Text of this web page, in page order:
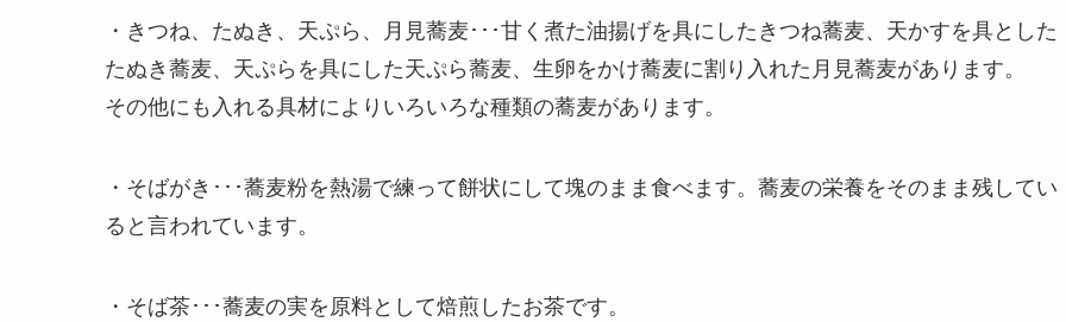
・きつね、たぬき、天ぷら、月見蕎麦･･･甘く煮た油揚げを具にしたきつね蕎麦、天かすを具とした
たぬき蕎麦、天ぷらを具にした天ぷら蕎麦、生卵をかけ蕎麦に割り入れた月見蕎麦があります。
その他にも入れる具材によりいろいろな種類の蕎麦があります。
・そばがき･･･蕎麦粉を熱湯で練って餅状にして塊のまま食べます。蕎麦の栄養をそのまま残してい
ると言われています。
・そば茶･･･蕎麦の実を原料として焙煎したお茶です。